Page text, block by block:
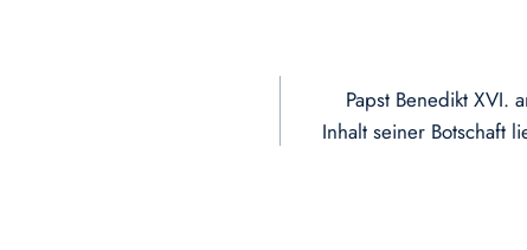
Papst Benedikt XVI.
Inhalt seiner Botschaft